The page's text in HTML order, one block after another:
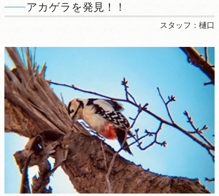
アカゲラを発見！！
スタッフ：樋口